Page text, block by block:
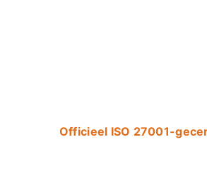
Officieel ISO 27001-